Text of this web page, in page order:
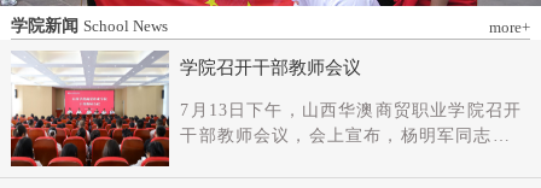
学院新闻 School News more+
学院召开干部教师会议
7月13日下午，山西华澳商贸职业学院召开
干部教师会议，会上宣布，杨明军同志任